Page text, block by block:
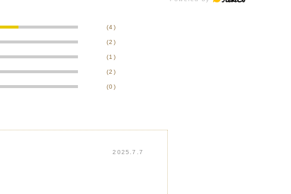
(4)
(2)
(1)
(2)
(0)
2025.7.7